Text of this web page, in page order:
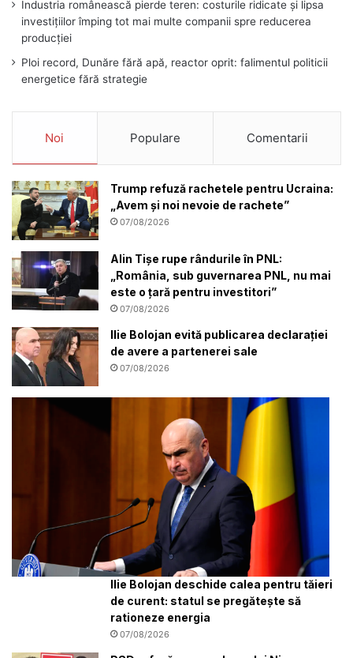
Industria românească pierde teren: costurile ridicate și lipsa
investițiilor împing tot mai multe companii spre reducerea
producției
Ploi record, Dunăre fără apă, reactor oprit: falimentul politicii
energetice fără strategie
Noi Populare Comentarii
Trump refuză rachetele pentru Ucraina:
„Avem și noi nevoie de rachete”
07/08/2026
Alin Tișe rupe rândurile în PNL:
„România, sub guvernarea PNL, nu mai
este o țară pentru investitori”
07/08/2026
Ilie Bolojan evită publicarea declarației
de avere a partenerei sale
07/08/2026
Ilie Bolojan deschide calea pentru tăieri
de curent: statul se pregătește să
rationeze energia
07/08/2026